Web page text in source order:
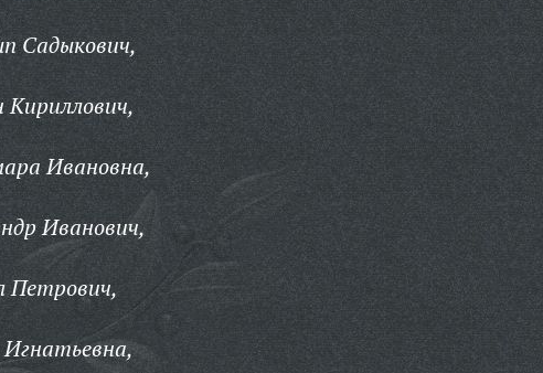
Садыкович,
Ивановна,
Иванович,
Петрович,